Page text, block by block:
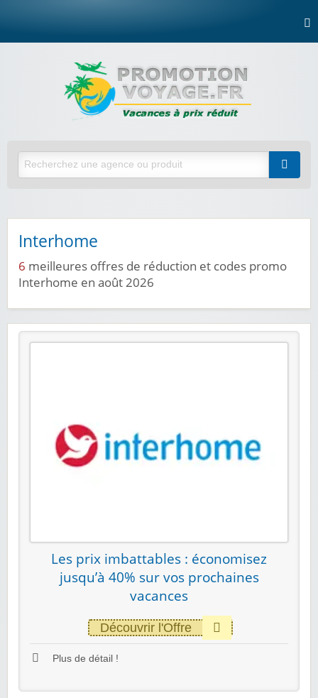
Interhome
6 meilleures offres de réduction et codes promo
Interhome en août 2026
Les prix imbattables : économisez
jusqu’à 40% sur vos prochaines
vacances
Découvrir l'Offre
Plus de détail !